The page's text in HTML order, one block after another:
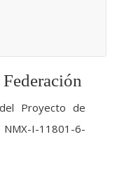
Proyecto de
I-11801-6-